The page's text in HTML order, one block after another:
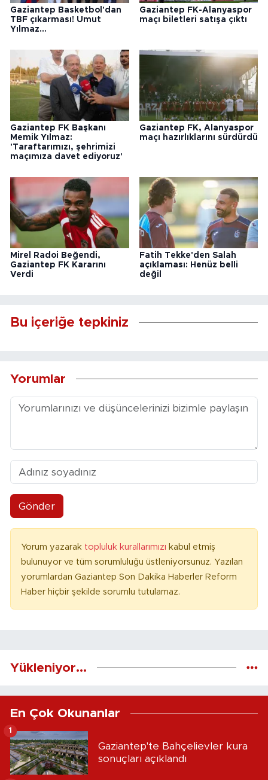
Gaziantep Basketbol'dan
TBF çıkarması! Umut
Yılmaz...
Gaziantep FK-Alanyaspor
maçı biletleri satışa çıktı
Gaziantep FK Başkanı
Memik Yılmaz:
'Taraftarımızı, şehrimizi
maçımıza davet ediyoruz'
Gaziantep FK, Alanyaspor
maçı hazırlıklarını sürdürdü
Mirel Radoi Beğendi,
Gaziantep FK Kararını
Verdi
Fatih Tekke'den Salah
açıklaması: Henüz belli
değil
Bu içeriğe tepkiniz
Yorumlar
Gönder
Yorum yazarak topluluk kurallarımızı kabul etmiş
bulunuyor ve tüm sorumluluğu üstleniyorsunuz. Yazılan
yorumlardan Gaziantep Son Dakika Haberler Reform
Haber hiçbir şekilde sorumlu tutulamaz.
Yükleniyor...
En Çok Okunanlar
Gaziantep'te Bahçelievler kura
sonuçları açıklandı
1